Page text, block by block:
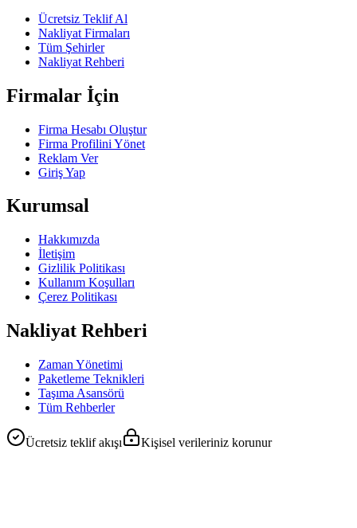
Ücretsiz Teklif Al
Nakliyat Firmaları
Tüm Şehirler
Nakliyat Rehberi
Firmalar İçin
Firma Hesabı Oluştur
Firma Profilini Yönet
Reklam Ver
Giriş Yap
Kurumsal
Hakkımızda
İletişim
Gizlilik Politikası
Kullanım Koşulları
Çerez Politikası
Nakliyat Rehberi
Zaman Yönetimi
Paketleme Teknikleri
Taşıma Asansörü
Tüm Rehberler
Ücretsiz teklif akışı Kişisel verileriniz korunur